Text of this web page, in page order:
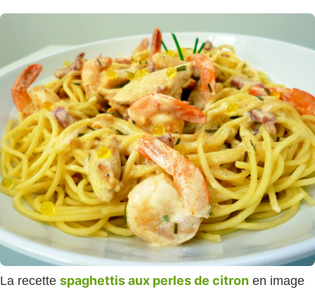
La recette spaghettis aux perles de citron en image